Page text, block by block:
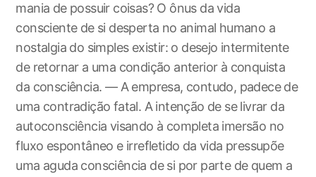
mania de possuir coisas? O ônus da vida
consciente de si desperta no animal humano a
nostalgia do simples existir: o desejo intermitente
de retornar a uma condição anterior à conquista
da consciência. — A empresa, contudo, padece de
uma contradição fatal. A intenção de se livrar da
autoconsciência visando à completa imersão no
fluxo espontâneo e irrefletido da vida pressupõe
uma aguda consciência de si por parte de quem a